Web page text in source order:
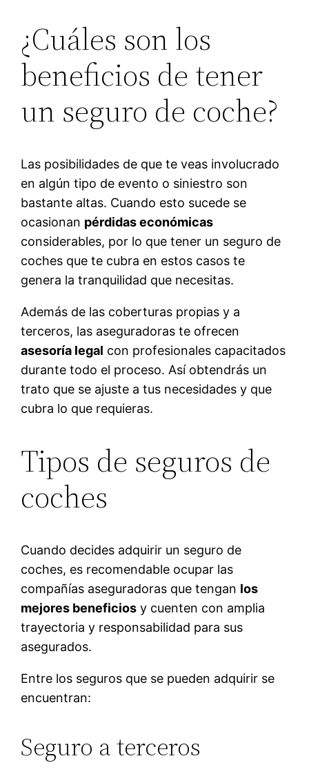
¿Cuáles son los
beneficios de tener
un seguro de coche?
Las posibilidades de que te veas involucrado
en algún tipo de evento o siniestro son
bastante altas. Cuando esto sucede se
ocasionan pérdidas económicas
considerables, por lo que tener un seguro de
coches que te cubra en estos casos te
genera la tranquilidad que necesitas.
Además de las coberturas propias y a
terceros, las aseguradoras te ofrecen
asesoría legal con profesionales capacitados
durante todo el proceso. Así obtendrás un
trato que se ajuste a tus necesidades y que
cubra lo que requieras.
Tipos de seguros de
coches
Cuando decides adquirir un seguro de
coches, es recomendable ocupar las
compañías aseguradoras que tengan los
mejores beneficios y cuenten con amplia
trayectoria y responsabilidad para sus
asegurados.
Entre los seguros que se pueden adquirir se
encuentran:
Seguro a terceros